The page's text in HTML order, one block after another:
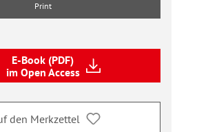
Print
E-Book (PDF)
im Open Access
den Merkzettel